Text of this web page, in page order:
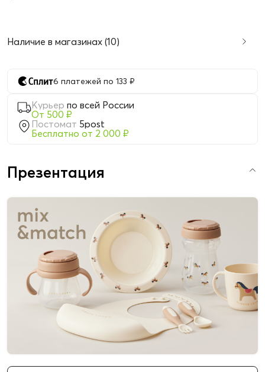
Наличие в магазинах (10)
6 платежей по 133 ₽
Курьер по всей России
От 500 ₽
Постомат 5post
Бесплатно от 2 000 ₽
Презентация